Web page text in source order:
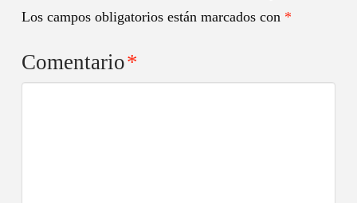
Los campos obligatorios están marcados con *
Comentario*